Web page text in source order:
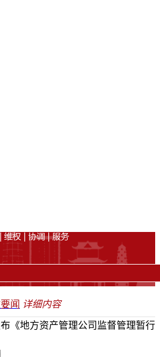
闻 详细内容
《地方资产管理公司监督管理暂行